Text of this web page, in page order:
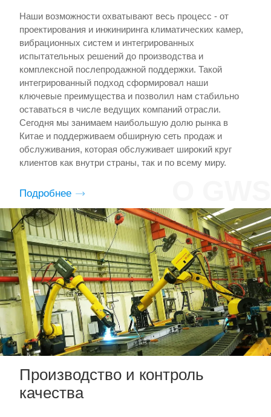
Наши возможности охватывают весь процесс - от
проектирования и инжиниринга климатических камер,
вибрационных систем и интегрированных
испытательных решений до производства и
комплексной послепродажной поддержки. Такой
интегрированный подход сформировал наши
ключевые преимущества и позволил нам стабильно
оставаться в числе ведущих компаний отрасли.
Сегодня мы занимаем наибольшую долю рынка в
Китае и поддерживаем обширную сеть продаж и
обслуживания, которая обслуживает широкий круг
клиентов как внутри страны, так и по всему миру.
Подробнее
Производство и контроль
качества